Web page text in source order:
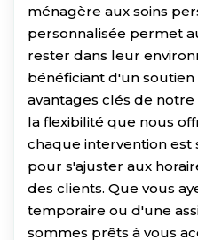
ménagère aux soins
personnalisée permet
rester dans leur
bénéficiant d'un soutien
avantages clés de
la flexibilité que nous
chaque intervention est
pour s'ajuster aux
des clients. Que vous
temporaire ou d'une
sommes prêts à vous